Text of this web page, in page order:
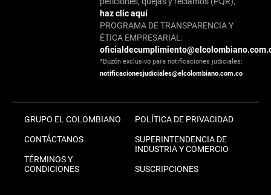
haz clic aquí
PROGRAMA DE TRANSPARENCIA Y
ÉTICA EMPRESARIAL:
*Buzón exclusivo para notificaciones judiciales:
notificacionesjudiciales@elcolombiano.com.co
GRUPO EL COLOMBIANO
CONTÁCTANOS
TÉRMINOS Y
CONDICIONES
POLÍTICA DE PRIVACIDAD
SUPERINTENDENCIA DE
INDUSTRIA Y COMERCIO
SUSCRIPCIONES